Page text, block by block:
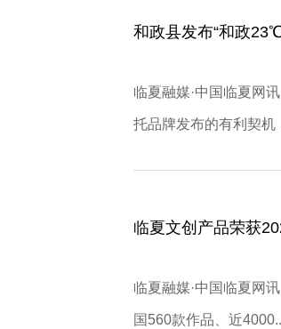
和政县发布“和政
临夏融媒·中国临夏网
托品牌发布的有利契机
临夏文创产品荣获
临夏融媒·中国临夏网
国560款作品、近